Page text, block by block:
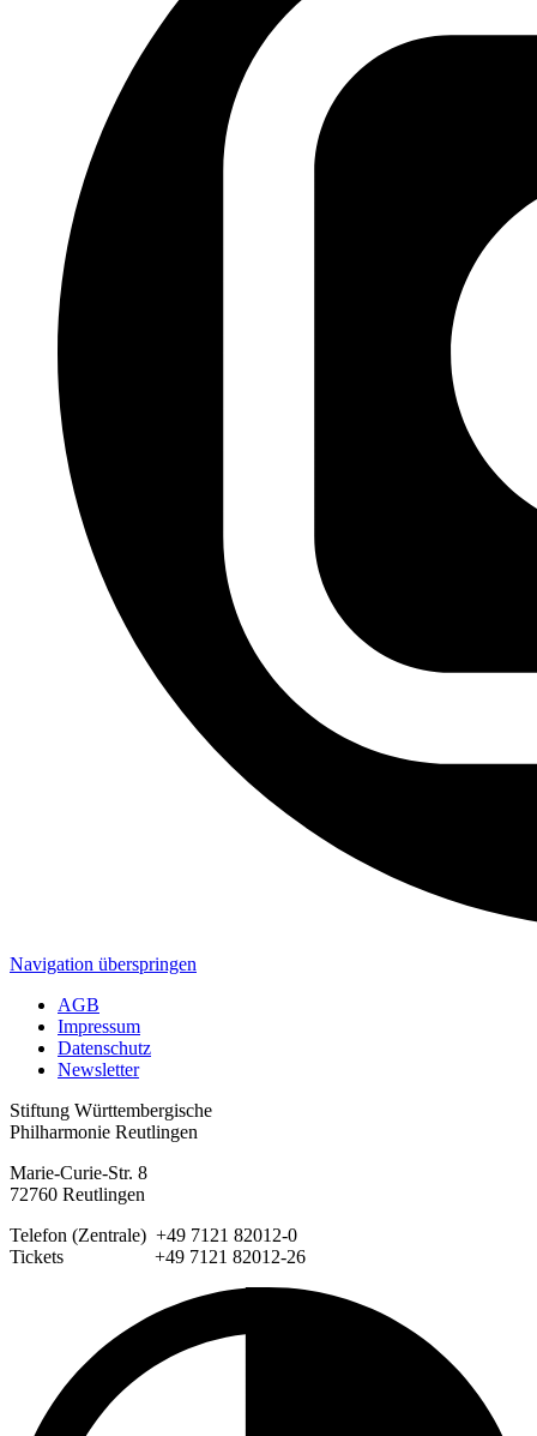
Navigation überspringen
AGB
Impressum
Datenschutz
Newsletter
Stiftung Württembergische
Philharmonie Reutlingen
Marie-Curie-Str. 8
72760 Reutlingen
Telefon (Zentrale) +49 7121 82012-0
Tickets +49 7121 82012-26